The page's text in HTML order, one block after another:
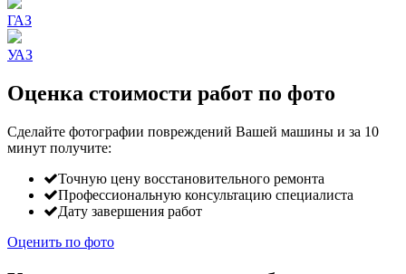
ГАЗ
УАЗ
Оценка стоимости работ по фото
Сделайте фотографии повреждений Вашей машины и за 10
минут получите:
Точную цену восстановительного ремонта
Профессиональную консультацию специалиста
Дату завершения работ
Оценить по фото